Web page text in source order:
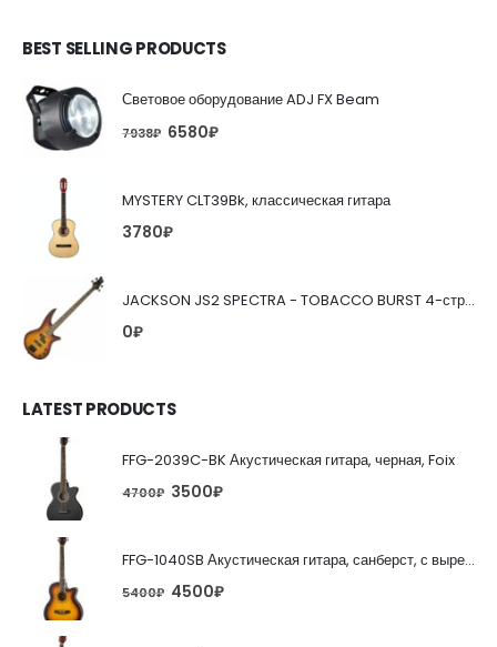
BEST SELLING PRODUCTS
Световое оборудование ADJ FX Beam
7938₽ 6580₽
MYSTERY CLT39Bk, классическая гитара
3780₽
JACKSON JS2 SPECTRA - TOBACCO BURST 4-струнная бас-гитара
0₽
LATEST PRODUCTS
FFG-2039C-BK Акустическая гитара, черная, Foix
4700₽ 3500₽
FFG-1040SB Акустическая гитара, санберст, с вырезом, Foix
5400₽ 4500₽